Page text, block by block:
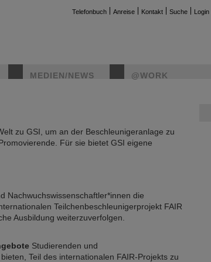
Telefonbuch Anreise Kontakt Suche Login
MEDIEN/NEWS @WORK
zu GSI, um an der Beschleunigeranlage zu
Für sie bietet GSI eigene
Nachwuchswissenschaftler*innen die
Teilchenbeschleunigerprojekt FAIR
Ausbildung weiterzuverfolgen.
Studierenden und
Teil des internationalen FAIR-Projekts zu